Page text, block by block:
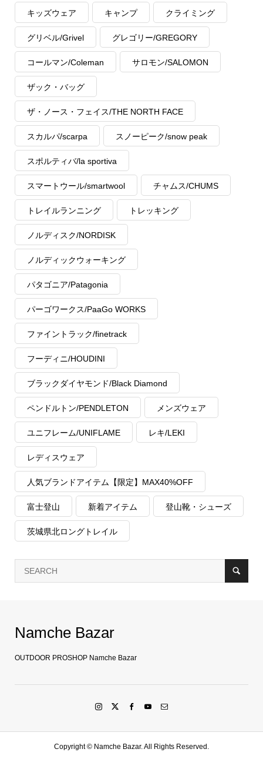
キッズウェア キャンプ クライミング
グリベル/Grivel グレゴリー/GREGORY
コールマン/Coleman サロモン/SALOMON
ザック・バッグ
ザ・ノース・フェイス/THE NORTH FACE
スカルパ/scarpa スノーピーク/snow peak
スポルティバ/la sportiva
スマートウール/smartwool チャムス/CHUMS
トレイルランニング トレッキング
ノルディスク/NORDISK
ノルディックウォーキング
パタゴニア/Patagonia
パーゴワークス/PaaGo WORKS
ファイントラック/finetrack
フーディニ/HOUDINI
ブラックダイヤモンド/Black Diamond
ペンドルトン/PENDLETON メンズウェア
ユニフレーム/UNIFLAME レキ/LEKI
レディスウェア
人気ブランドアイテム【限定】MAX40%OFF
富士登山 新着アイテム 登山靴・シューズ
茨城県北ロングトレイル
Namche Bazar
OUTDOOR PROSHOP Namche Bazar
Copyright © Namche Bazar. All Rights Reserved.